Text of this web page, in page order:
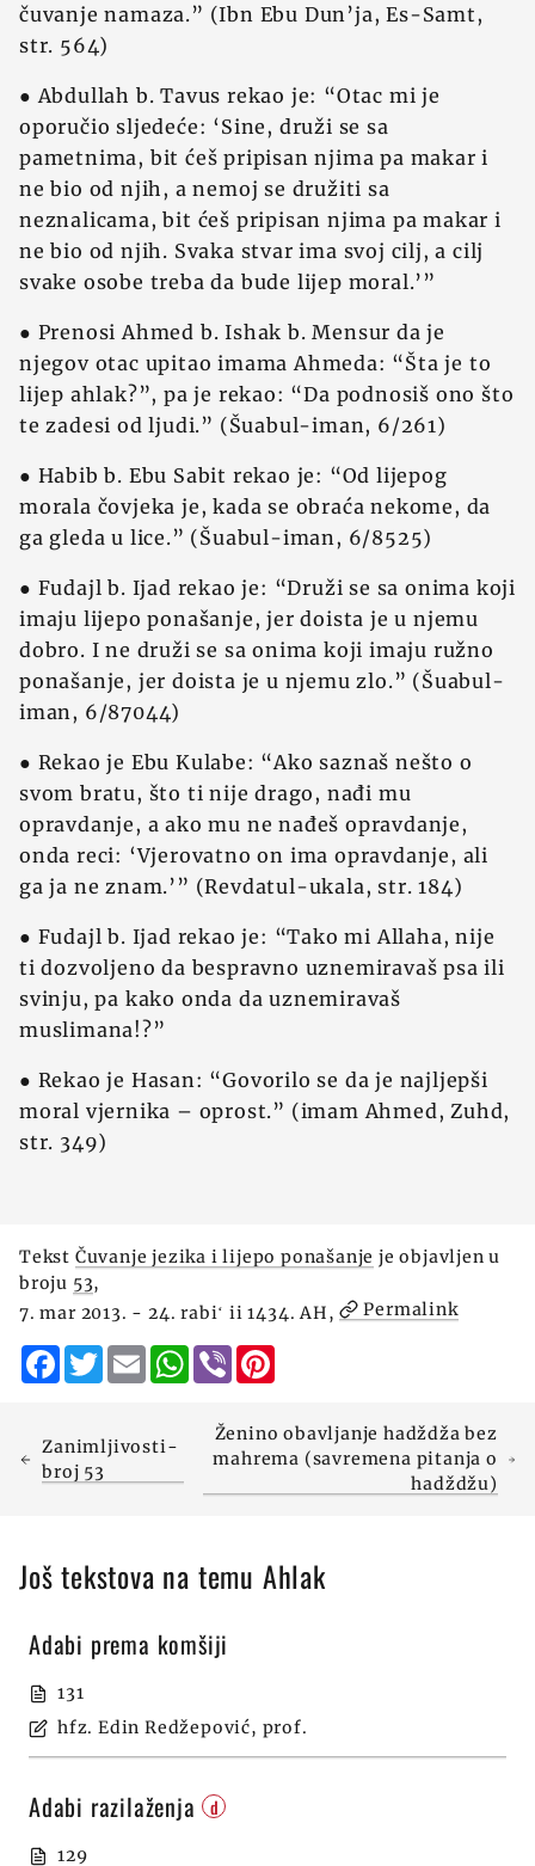
čuvanje namaza.” (Ibn Ebu Dun’ja, Es-Samt,
str. 564)
● Abdullah b. Tavus rekao je: “Otac mi je
oporučio sljedeće: ‘Sine, druži se sa
pametnima, bit ćeš pripisan njima pa makar i
ne bio od njih, a nemoj se družiti sa
neznalicama, bit ćeš pripisan njima pa makar i
ne bio od njih. Svaka stvar ima svoj cilj, a cilj
svake osobe treba da bude lijep moral.’”
● Prenosi Ahmed b. Ishak b. Mensur da je
njegov otac upitao imama Ahmeda: “Šta je to
lijep ahlak?”, pa je rekao: “Da podnosiš ono što
te zadesi od ljudi.” (Šuabul-iman, 6/261)
● Habib b. Ebu Sabit rekao je: “Od lijepog
morala čovjeka je, kada se obraća nekome, da
ga gleda u lice.” (Šuabul-iman, 6/8525)
● Fudajl b. Ijad rekao je: “Druži se sa onima koji
imaju lijepo ponašanje, jer doista je u njemu
dobro. I ne druži se sa onima koji imaju ružno
ponašanje, jer doista je u njemu zlo.” (Šuabul-
iman, 6/87044)
● Rekao je Ebu Kulabe: “Ako saznaš nešto o
svom bratu, što ti nije drago, nađi mu
opravdanje, a ako mu ne nađeš opravdanje,
onda reci: ‘Vjerovatno on ima opravdanje, ali
ga ja ne znam.’” (Revdatul-ukala, str. 184)
● Fudajl b. Ijad rekao je: “Tako mi Allaha, nije
ti dozvoljeno da bespravno uznemiravaš psa ili
svinju, pa kako onda da uznemiravaš
muslimana!?”
● Rekao je Hasan: “Govorilo se da je najljepši
moral vjernika – oprost.” (imam Ahmed, Zuhd,
str. 349)
Tekst Čuvanje jezika i lijepo ponašanje je objavljen u
broju 53,
7. mar 2013. - 24. rabiʻ ii 1434. AH,
Permalink
Facebook
TwitterEmailWhatsApp
Viber
Zanimljivosti-
broj 53
Ženino obavljanje hadždža bez
mahrema (savremena pitanja o
hadždžu)
Još tekstova na temu Ahlak
Adabi prema komšiji
131
hfz. Edin Redžepović, prof.
Adabi razilaženja d
129